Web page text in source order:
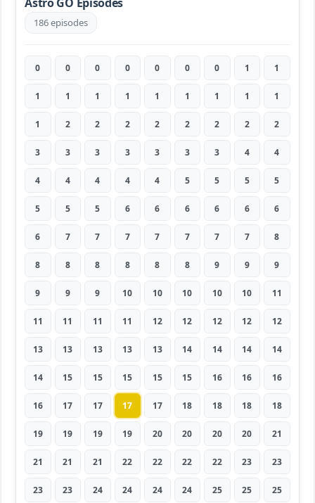
186 episodes
0 0 0 0 0 0 0 1 1
1 1 1 1 1 1 1 1 1
1 2 2 2 2 2 2 2 2
3 3 3 3 3 3 3 4 4
4 4 4 4 4 5 5 5 5
5 5 5 6 6 6 6 6 6
6 7 7 7 7 7 7 7 8
8 8 8 8 8 8 9 9 9
9 9 9 10 10 10 10 10 11
11 11 11 11 12 12 12 12 12
13 13 13 13 13 14 14 14 14
14 15 15 15 15 15 16 16 16
16 17 17 17 17 18 18 18 18
19 19 19 19 20 20 20 20 21
21 21 21 22 22 22 22 23 23
23 23 24 24 24 24 25 25 25